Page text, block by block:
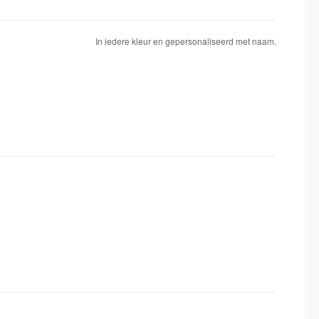
In iedere kleur en gepersonaliseerd met naam.